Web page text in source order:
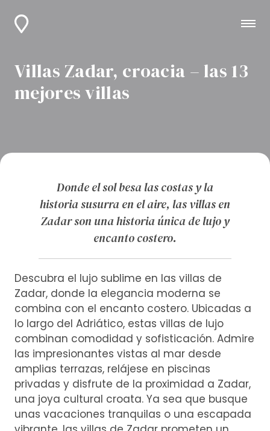
Villas Zadar, croacia – las 13
mejores villas
Donde el sol besa las costas y la
historia susurra en el aire, las villas en
Zadar son una historia única de lujo y
encanto costero.
Descubra el lujo sublime en las villas de
Zadar, donde la elegancia moderna se
combina con el encanto costero. Ubicadas a
lo largo del Adriático, estas villas de lujo
combinan comodidad y sofisticación. Admire
las impresionantes vistas al mar desde
amplias terrazas, relájese en piscinas
privadas y disfrute de la proximidad a Zadar,
una joya cultural croata. Ya sea que busque
unas vacaciones tranquilas o una escapada